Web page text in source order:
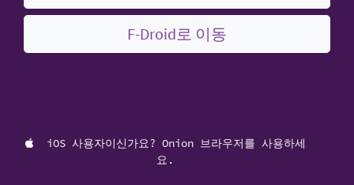
F-Droid로 이동
iOS 사용자이신가요? Onion 브라우저를 사용하세
요.